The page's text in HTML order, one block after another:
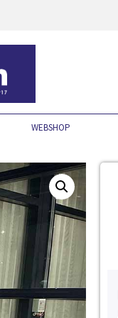
WEBSHOP